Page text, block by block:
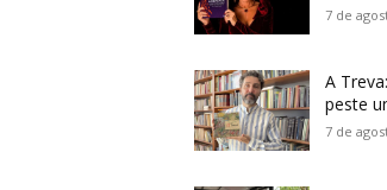
7 de
A
peste
7 de